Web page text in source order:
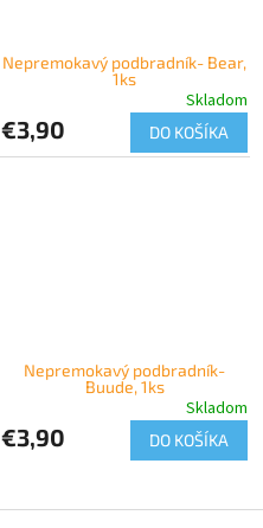
Nepremokavý podbradník- Bear,
1ks
Skladom
€3,90 DO KOŠÍKA
Nepremokavý podbradník-
Buude, 1ks
Skladom
€3,90 DO KOŠÍKA